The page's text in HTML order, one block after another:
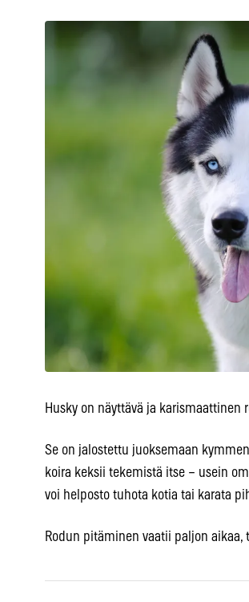
Husky on näyttävä ja karismaattinen
Se on jalostettu juoksemaan
koira keksii tekemistä itse – usein
voi helposto tuhota kotia tai karata
Rodun pitäminen vaatii paljon aikaa,